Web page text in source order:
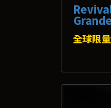
全球限